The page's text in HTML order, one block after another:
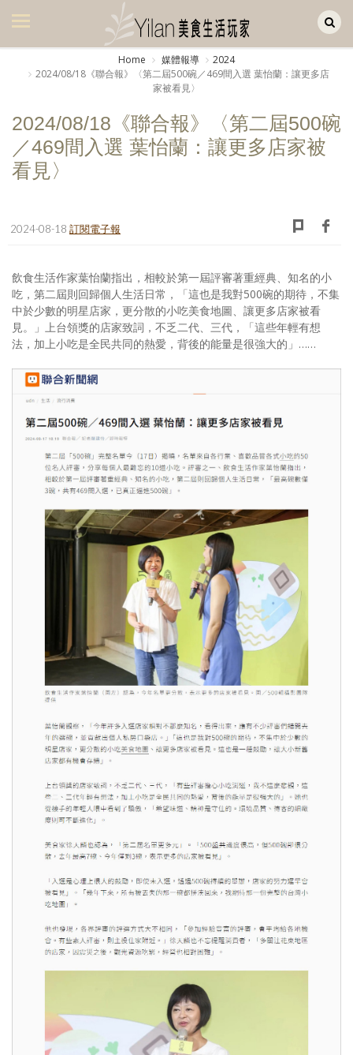
美食集
美飲集
廚房集
旅遊集
旅遊美食集
日記簿
餐桌週記
享樂隨手拍
照相簿
影音區
創意出版服務
歷史區
個人著作
合作與代言
訂閱電子報
Home 媒體報導
2024
2024/08/18《聯合報》〈第二屆500碗／469間入選 葉怡蘭：讓更多店
家被看見〉
2024/08/18《聯合報》〈第二屆500碗
／469間入選 葉怡蘭：讓更多店家被
看見〉
2024-08-18 訂閱電子報
飲食生活作家葉怡蘭指出，相較於第一屆評審著重經典、知名的小
吃，第二屆則回歸個人生活日常，「這也是我對500碗的期待，不集
中於少數的明星店家，更分散的小吃美食地圖、讓更多店家被看
見。」上台領獎的店家致詞，不乏二代、三代，「這些年輕有想
法，加上小吃是全民共同的熱愛，背後的能量是很強大的」……